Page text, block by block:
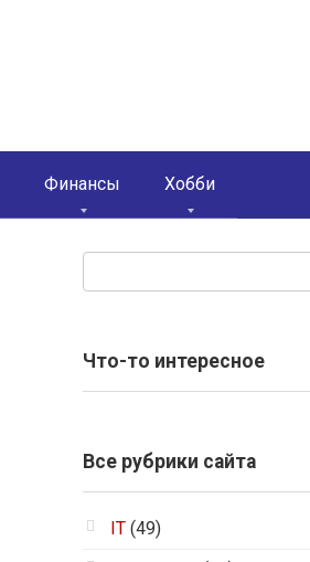
Финансы Хобби
Что-то интересное
Все рубрики сайта
IT (49)